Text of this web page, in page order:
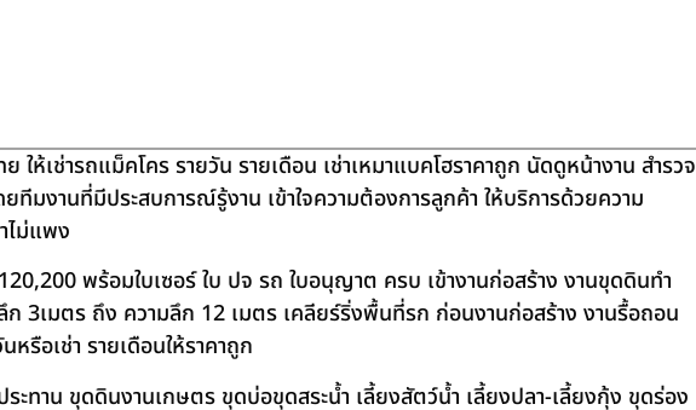
ห้เช่ารถแม็คโคร รายวัน รายเดือน เช่าเหมาแบคโฮราคาถูก นัดดูหน้างาน สำรวจ
ทีมงานที่มีประสบการณ์รู้งาน เข้าใจความต้องการลูกค้า ให้บริการด้วยความ
ไม่แพง
พร้อมใบเซอร์ ใบ ปจ รถ ใบอนุญาต ครบ เข้างานก่อสร้าง งานขุดดินทำ
ก 3เมตร ถึง ความลึก 12 เมตร เคลียร์ริ่งพื้นที่รก ก่อนงานก่อสร้าง งานรื้อถอน
รือเช่า รายเดือนให้ราคาถูก
ะทาน ขุดดินงานเกษตร ขุดบ่อขุดสระน้ำ เลี้ยงสัตว์น้ำ เลี้ยงปลา-เลี้ยงกุ้ง ขุดร่อง